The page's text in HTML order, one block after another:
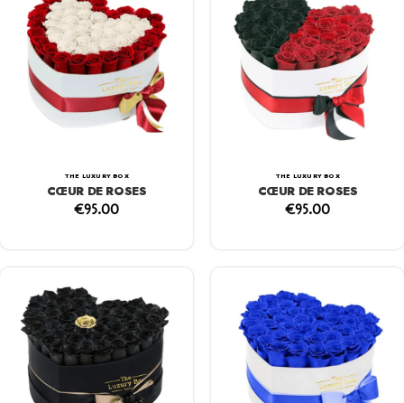
THE LUXURY BOX
CŒUR DE ROSES
€95.00
THE LUXURY BOX
CŒUR DE ROSES
€95.00